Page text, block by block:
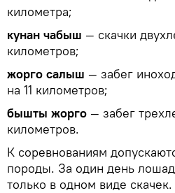
километра;
кунан чабыш — скачки
километров;
жорго салыш — забег
на 11 километров;
бышты жорго — забег
километров.
К соревнованиям
породы. За один день
только в одном виде скачек.